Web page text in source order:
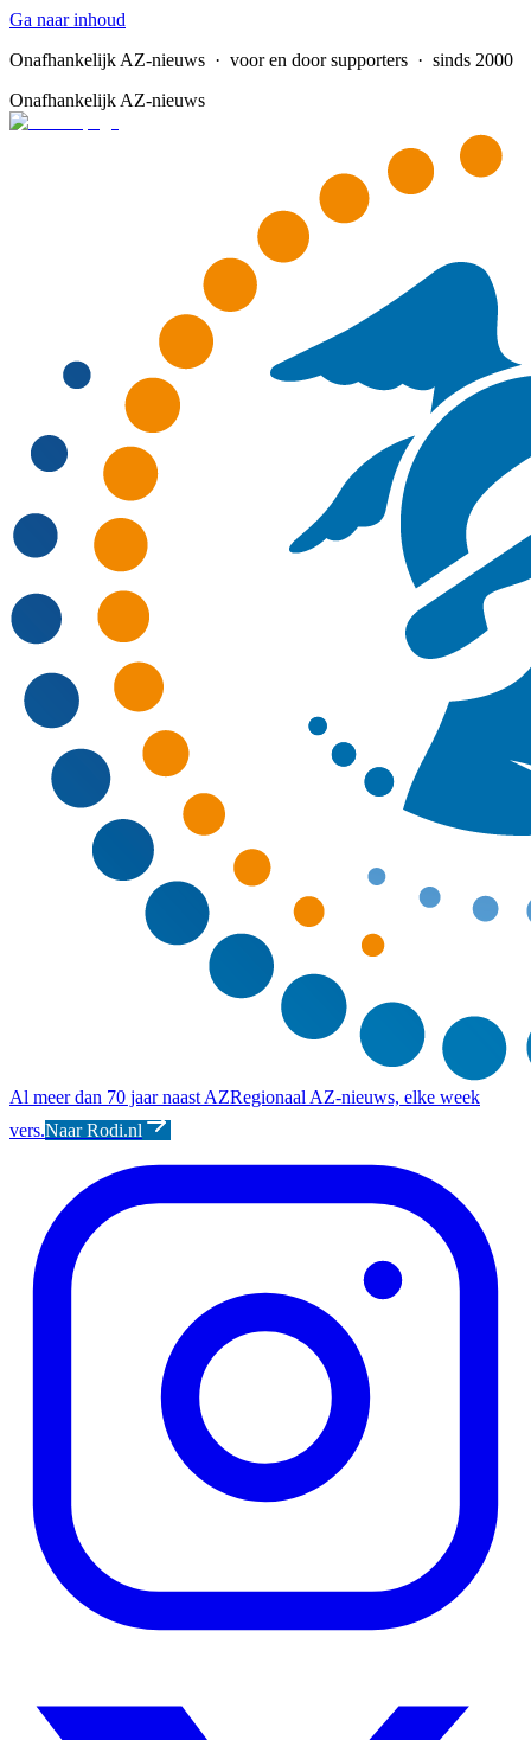
Ga naar inhoud
Onafhankelijk AZ-nieuws · voor en door supporters · sinds 2000
Onafhankelijk AZ-nieuws
Al meer dan 70 jaar naast AZRegionaal AZ-nieuws, elke week
vers.Naar Rodi.nl